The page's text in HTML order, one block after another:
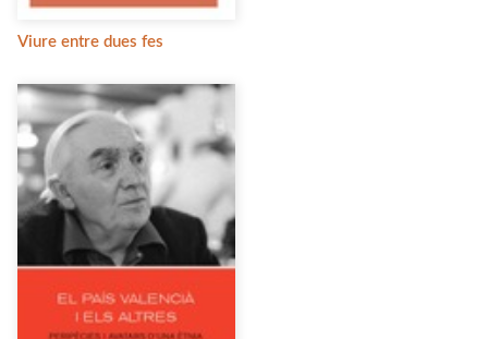
Viure entre dues fes